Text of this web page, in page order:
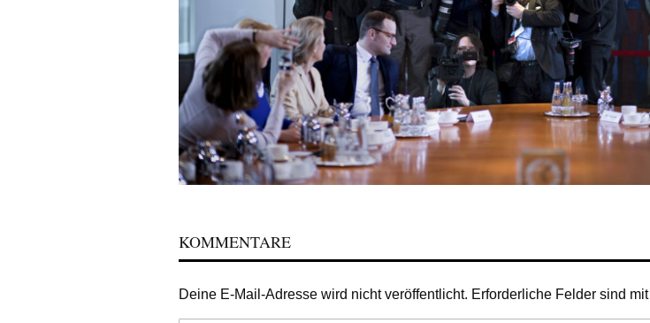
KOMMENTARE
Deine E-Mail-Adresse wird nicht veröffentlicht. Erforderliche Felder sind mit